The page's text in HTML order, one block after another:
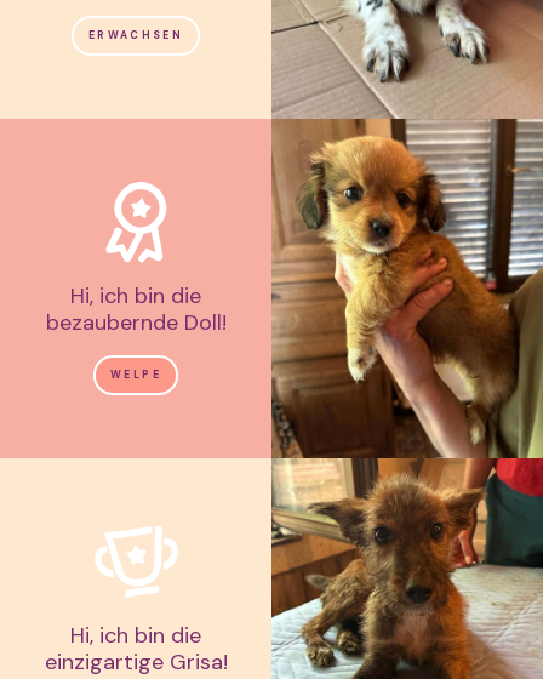
ERWACHSEN
Hi, ich bin die
bezaubernde Doll!
WELPE
Hi, ich bin die
einzigartige Grisa!